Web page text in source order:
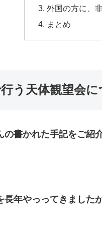
外国の方に、
まとめ
う天体観望会
の書かれた手記をご紹
長年やっってきました